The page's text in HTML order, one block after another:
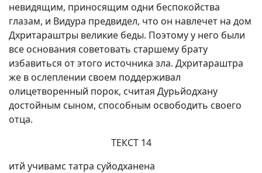
невидящим, приносящим одни беспокойства
глазам, и Видура предвидел, что он навлечет на дом
Дхритараштры великие беды. Поэтому у него были
все основания советовать старшему брату
избавиться от этого источника зла. Дхритараштра
же в ослеплении своем поддерживал
олицетворенный порок, считая Дурьйодхану
достойным сыном, способным освободить своего
отца.
ТЕКСТ 14
итй учивамс татра суйодханена